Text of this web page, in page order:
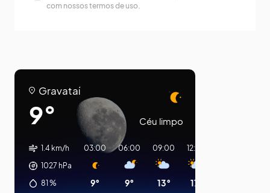
com nossos termos de uso.
Gravataí
9° Céu limpo
1.4 km/h
1027 hPa
81 %
03:00
9°
06:00
9°
09:00
13°
12:00
17°